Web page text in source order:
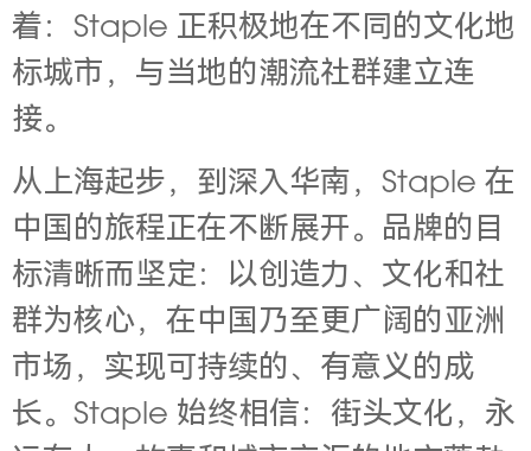
着：Staple 正积极地在不同的文化地
标城市，与当地的潮流社群建立连
接。
从上海起步，到深入华南，Staple 在
中国的旅程正在不断展开。品牌的目
标清晰而坚定：以创造力、文化和社
群为核心，在中国乃至更广阔的亚洲
市场，实现可持续的、有意义的成
长。Staple 始终相信：街头文化，永